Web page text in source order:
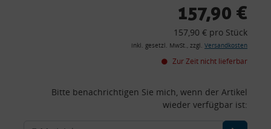
157,90 €
157,90 € pro Stück
inkl. gesetzl. MwSt., zzgl. Versandkosten
Zur Zeit nicht lieferbar
Bitte benachrichtigen Sie mich, wenn der Artikel
wieder verfügbar ist: